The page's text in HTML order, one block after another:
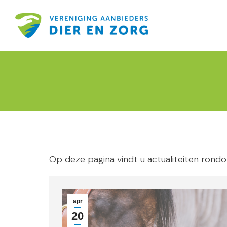
Op deze pagina vindt u actualiteiten
apr
20